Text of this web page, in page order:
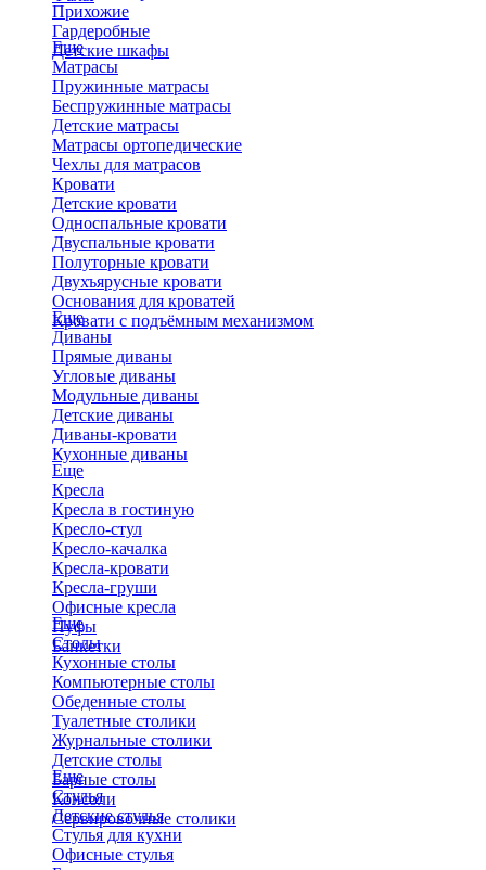
Прихожие
Гардеробные
Детские шкафы
Еще
Матрасы
Пружинные матрасы
Беспружинные матрасы
Детские матрасы
Матрасы ортопедические
Чехлы для матрасов
Кровати
Детские кровати
Односпальные кровати
Двуспальные кровати
Полуторные кровати
Двухъярусные кровати
Основания для кроватей
Кровати с подъёмным механизмом
Еще
Диваны
Прямые диваны
Угловые диваны
Модульные диваны
Детские диваны
Диваны-кровати
Кухонные диваны
Еще
Кресла
Кресла в гостиную
Кресло-стул
Кресло-качалка
Кресла-кровати
Кресла-груши
Офисные кресла
Пуфы
Банкетки
Еще
Столы
Кухонные столы
Компьютерные столы
Обеденные столы
Туалетные столики
Журнальные столики
​Детские столы
Барные столы
Консоли
Сервировочные столики
Еще
Стулья
Детские стулья
Стулья для кухни
Офисные стулья